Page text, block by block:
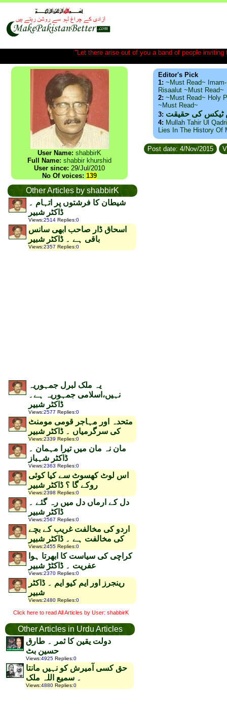
"Let there arise out of you a band of people
User Name: shabbirK
Full Name: shabbir khurshid
User since: 29/Jul/2010
No Of voices: 139
Other Articles by shabbirK
شیطان کا فرشتوں پر اتہام ۔
ڈاکٹر شبیر
Views:2514 Replies:0
اسحاق ڈار صاحب ابھی سانس
باقی ہے ۔ ڈاکٹر شبیر
Views:2357 Replies:0
یہ ملک لبرل جمہوریہ
نہیں،اسلامی جمہوریہ ہے۔
ڈاکٹر شبیر
Views:2577 Replies:0
متحدہ اور مہاجر قومی مومنٹ
کی سرگرمیاں ۔ ڈاکٹر شبیر
Views:2339 Replies:0
مان نہ مان میں تیرا مہمان ۔
ڈاکٹر شہباز
Views:2363 Replies:0
اس لوٹ کھسوٹ سے کیا کوئی
روکے گا ؟ ڈاکٹر شبیر
Views:2398 Replies:0
دل کے ارماں دل میں رہ گئے ۔
ڈاکٹر شبیر
Views:2567 Replies:0
اردو کی مخالفت غریب کے بچے
کی مخالفت ہے ۔ ڈاکٹر شبیر
Views:2455 Replies:0
کراچی کی سیاست کا ابھرتا ہوا
عفریت ۔ ڈاکٹڑ شبیر
Views:2370 Replies:0
رینجرز اور ایم کیو ایم ۔ ڈاکٹر
شبیر
Views:2480 Replies:0
Click here to read All Articles by User: shabbirK
Other Articles in Urdu Articles
دولت یقین کا ثمر ۔ طارق
حسین بٹ
Views:4925 Replies:0
حق کسی آمیرش کو نہیں مانتا
۔ سمیع اللہ ملک
Views:4880 Replies:0
Editor's Pick
1: ~Must Read~
Risaalut ~Must Read~
2: ~Must Read~ Holy
~Must Read~
3: ٹیکس کی حقیقت
4: Mullah Tahir Ul
Lies In The History Of
Post date: 4/Nov/2015